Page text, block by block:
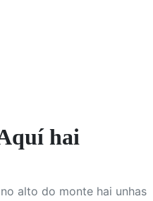
hai
alto do monte hai unhas